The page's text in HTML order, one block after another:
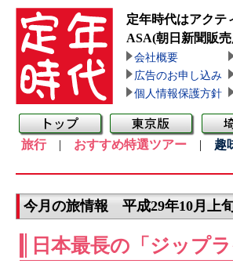
定年時代はアクテ
ASA(朝日新聞販
会社概要
広告のお申し込み
個人情報保護方針
旅行| おすすめ特選ツアー | 趣
今月の旅情報 平成29年10月上
日本最長の「ジップ